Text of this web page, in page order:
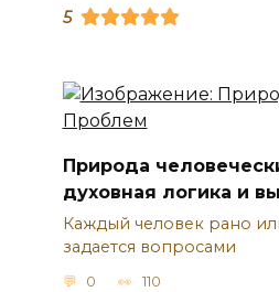
5
Природа
духовная логика и
Каждый человек рано
задается вопросами
0 110